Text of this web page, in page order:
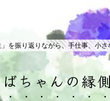
を振り返りながら、手仕事、小
ちゃんの縁